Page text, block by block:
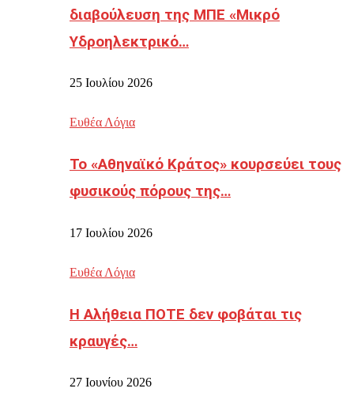
διαβούλευση της ΜΠΕ «Μικρό
Υδροηλεκτρικό…
25 Ιουλίου 2026
Ευθέα Λόγια
Το «Αθηναϊκό Κράτος» κουρσεύει τους
φυσικούς πόρους της…
17 Ιουλίου 2026
Ευθέα Λόγια
Η Αλήθεια ΠΟΤΕ δεν φοβάται τις
κραυγές…
27 Ιουνίου 2026